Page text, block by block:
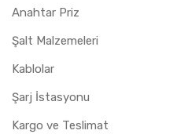
Anahtar Priz
Şalt Malzemeleri
Kablolar
Şarj İstasyonu
Kargo ve Teslimat